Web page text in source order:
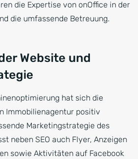
die Expertise von onOffice in der
die umfassende Betreuung.
Website und
hat sich die
Immobilienagentur positiv
Marketingstrategie des
neben SEO auch Flyer, Anzeigen
sowie Aktivitäten auf Facebook